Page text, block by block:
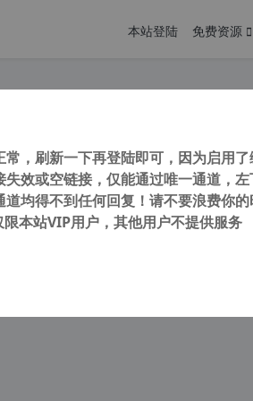
本站登陆 免费资源
Pro v7.787 图片格式批量转换工具 简体中文
载自cnorg.12hp.de 注意：由于网站空间
峰期...
，刷新一下再登陆即可，因为启用了
失效或空链接，仅能通过唯一通道，
道均得不到任何回复！请不要浪费你
限本站VIP用户，其他用户不提供服务